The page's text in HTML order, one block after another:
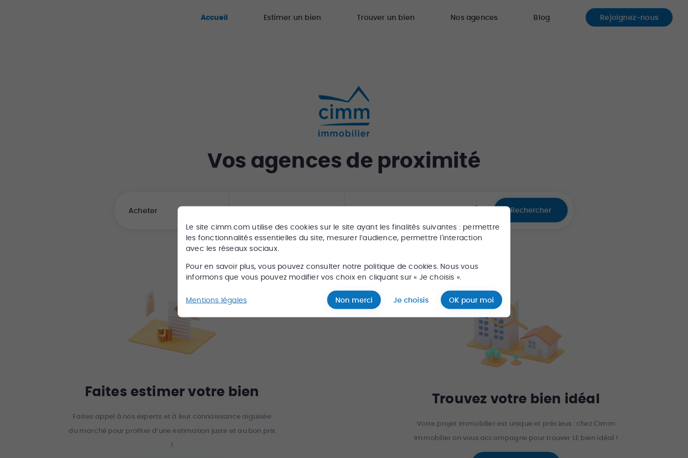
Le site cimm.com utilise des cookies sur le site ayant les finalités suivantes : permettre
les fonctionnalités essentielles du site, mesurer l’audience, permettre l'interaction
avec les réseaux sociaux.
Pour en savoir plus, vous pouvez consulter notre politique de cookies. Nous vous
informons que vous pouvez modifier vos choix en cliquant sur « Je choisis ».
Mentions légales Non merci Je choisis OK pour moi
Accueil Estimer un bien Trouver un bien Nos agences Blog Rejoignez-nous
Vos agences de proximité
Acheter Rechercher
Faites estimer votre bien
Faites appel à nos experts et à leur connaissance aiguisée
du marché pour profiter d’une estimation juste et au bon prix
!
Trouvez votre bien idéal
Votre projet immobilier est unique et précieux : chez Cimm
Immobilier on vous accompagne pour trouver LE bien idéal !